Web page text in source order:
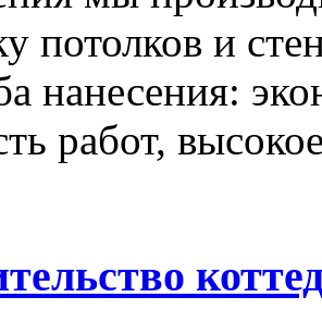
потолков и
нанесения:
работ,